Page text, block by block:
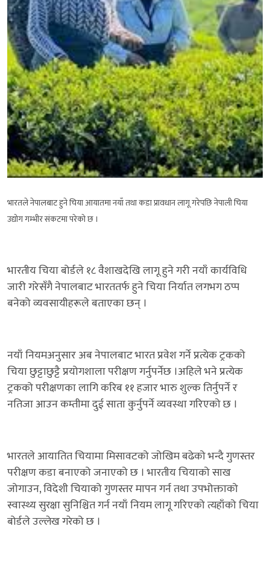
भारतले नेपालबाट हुने चिया आयातमा नयाँ तथा कडा प्रावधान लागू गरेपछि नेपाली चिया
उद्योग गम्भीर संकटमा परेको छ ।
भारतीय चिया बोर्डले १८ वैशाखदेखि लागू हुने गरी नयाँ कार्यविधि
जारी गरेसँगै नेपालबाट भारततर्फ हुने चिया निर्यात लगभग ठप्प
बनेको व्यवसायीहरूले बताएका छन् ।
नयाँ नियमअनुसार अब नेपालबाट भारत प्रवेश गर्ने प्रत्येक ट्रकको
चिया छुट्टाछुट्टै प्रयोगशाला परीक्षण गर्नुपर्नेछ ।अहिले भने प्रत्येक
ट्रकको परीक्षणका लागि करिब ११ हजार भारु शुल्क तिर्नुपर्ने र
नतिजा आउन कम्तीमा दुई साता कुर्नुपर्ने व्यवस्था गरिएको छ ।
भारतले आयातित चियामा मिसावटको जोखिम बढेको भन्दै गुणस्तर
परीक्षण कडा बनाएको जनाएको छ । भारतीय चियाको साख
जोगाउन, विदेशी चियाको गुणस्तर मापन गर्न तथा उपभोक्ताको
स्वास्थ्य सुरक्षा सुनिश्चित गर्न नयाँ नियम लागू गरिएको त्यहाँको चिया
बोर्डले उल्लेख गरेको छ ।